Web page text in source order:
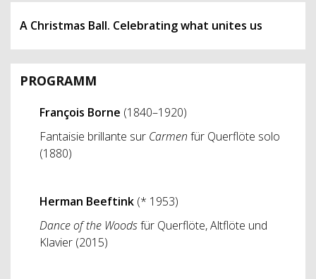
A Christmas Ball. Celebrating what unites us
PROGRAMM
François Borne (1840–1920)
Fantaisie brillante sur Carmen für Querflöte solo
(1880)
Herman Beeftink (* 1953)
Dance of the Woodsfür Querflöte, Altflöte und
Klavier (2015)